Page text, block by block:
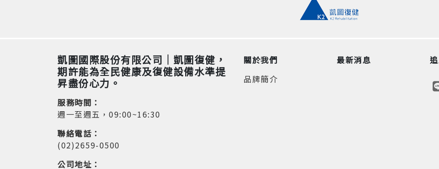
凱圖國際股份有限公司｜凱圖復健，
期許能為全民健康及復健設備水準提
昇盡份心力。
服務時間：
週一至週五，09:00~16:30
聯絡電話：
(02)2659-0500
公司地址：
關於我們
品牌簡介
最新消息